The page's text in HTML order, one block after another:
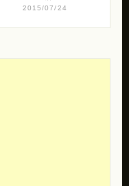
2015/07/24